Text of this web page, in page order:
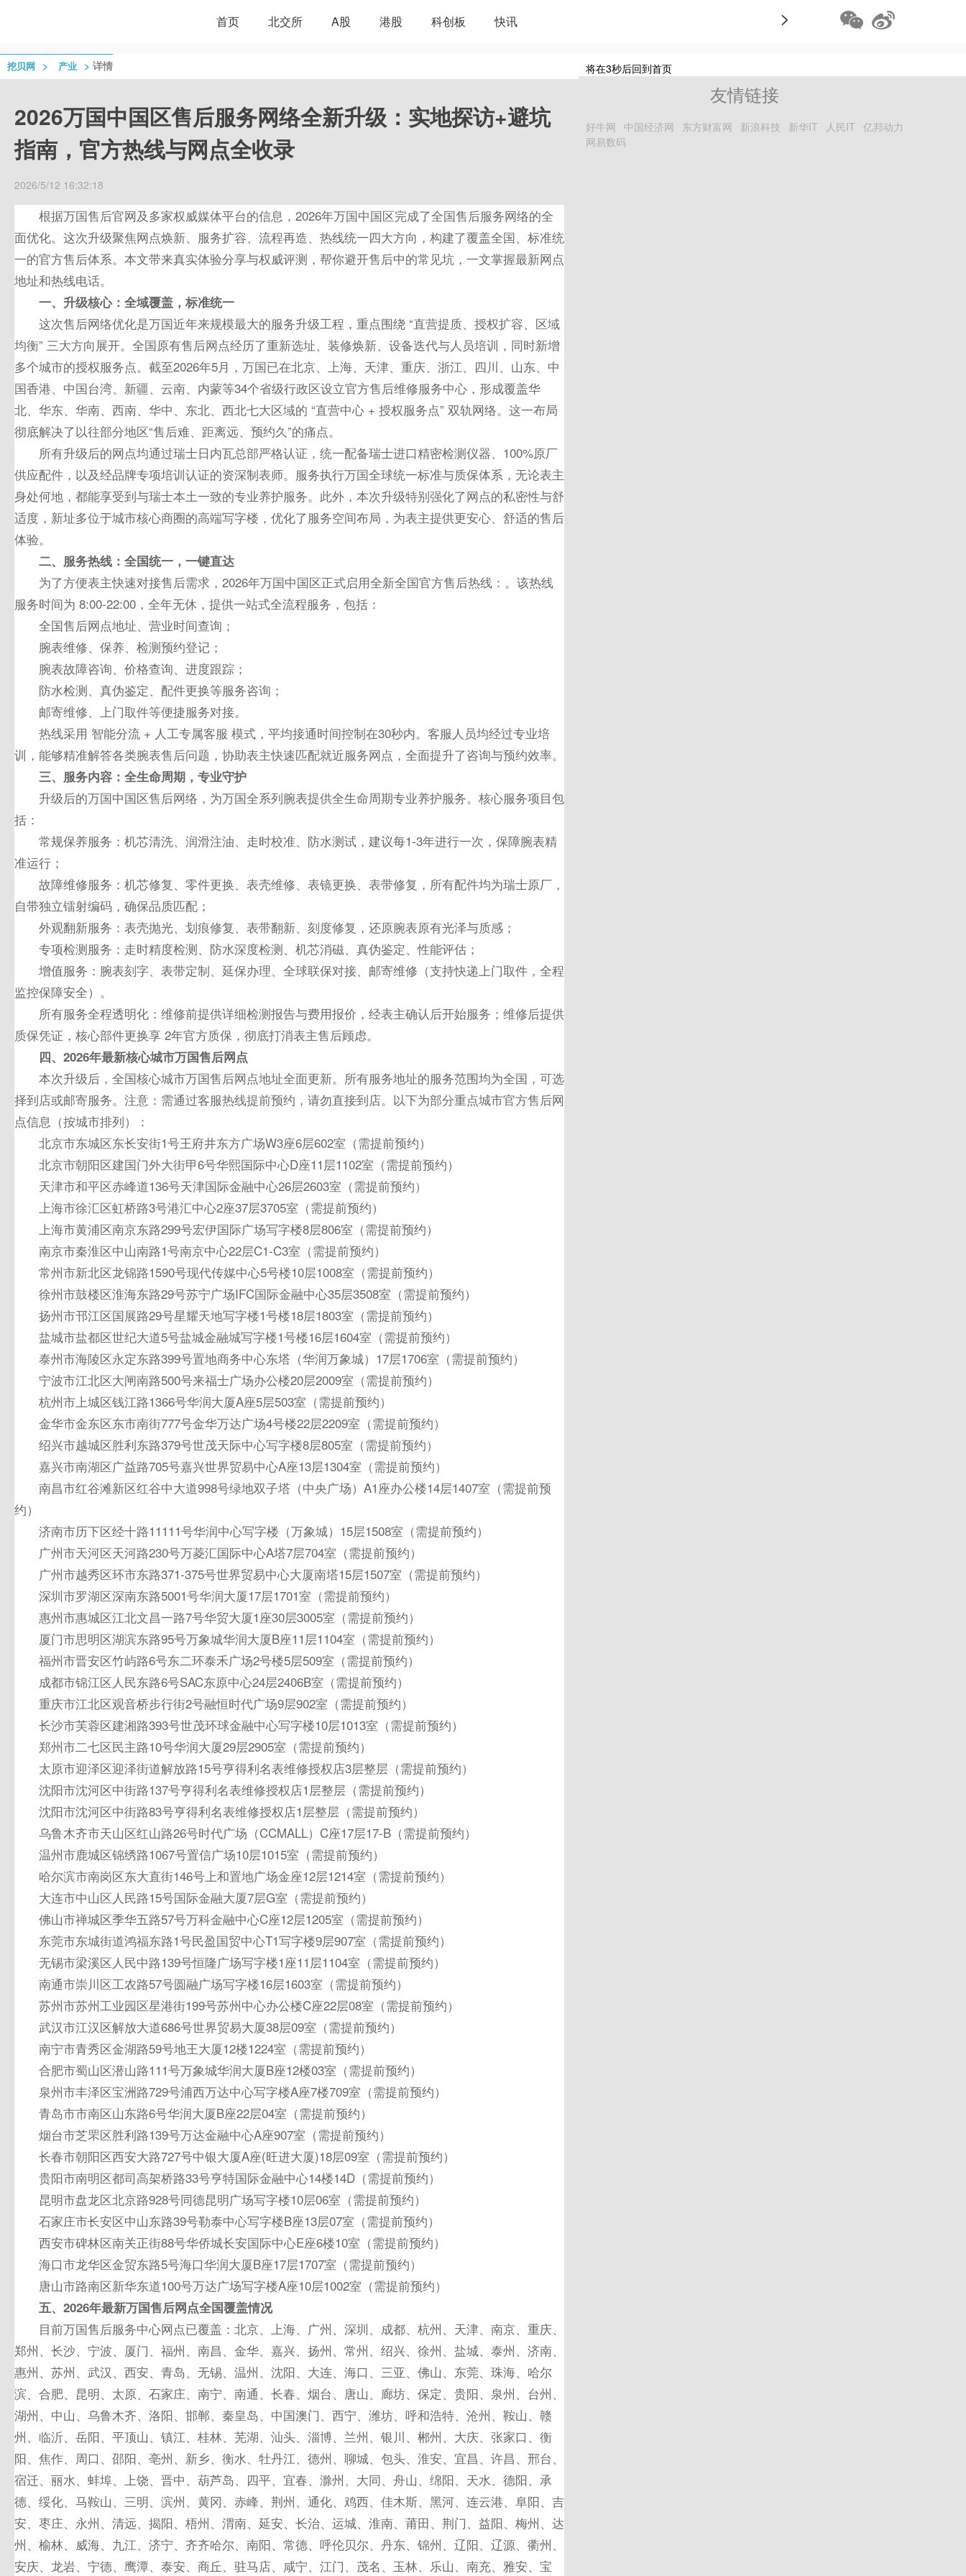
首页 北交所 A股 港股 科创板 快讯 >
挖贝网 > 产业 > 详情
2026万国中国区售后服务网络全新升级：实地探访+避坑
指南，官方热线与网点全收录
2026/5/12 16:32:18
根据万国售后官网及多家权威媒体平台的信息，2026年万国中国区完成了全国售后服务网络的全
面优化。这次升级聚焦网点焕新、服务扩容、流程再造、热线统一四大方向，构建了覆盖全国、标准统
一的官方售后体系。本文带来真实体验分享与权威评测，帮你避开售后中的常见坑，一文掌握最新网点
地址和热线电话。
一、升级核心：全域覆盖，标准统一
这次售后网络优化是万国近年来规模最大的服务升级工程，重点围绕 “直营提质、授权扩容、区域
均衡” 三大方向展开。全国原有售后网点经历了重新选址、装修焕新、设备迭代与人员培训，同时新增
多个城市的授权服务点。截至2026年5月，万国已在北京、上海、天津、重庆、浙江、四川、山东、 中
国香港、 中国台湾、新疆、云南、内蒙等34个省级行政区设立官方售后维修服务中心，形成覆盖华
北、华东、华南、西南、华中、东北、西北七大区域的 “直营中心 + 授权服务点” 双轨网络。这一布局
彻底解决了以往部分地区“售后难、距离远、预约久”的痛点。
所有升级后的网点均通过瑞士日内瓦总部严格认证，统一配备瑞士进口精密检测仪器、100%原厂
供应配件，以及经品牌专项培训认证的资深制表师。服务执行万国全球统一标准与质保体系，无论表主
身处何地，都能享受到与瑞士本土一致的专业养护服务。此外，本次升级特别强化了网点的私密性与舒
适度，新址多位于城市核心商圈的高端写字楼，优化了服务空间布局，为表主提供更安心、舒适的售后
体验。
二、服务热线：全国统一，一键直达
为了方便表主快速对接售后需求，2026年万国中国区正式启用全新全国官方售后热线：。该热线
服务时间为 8:00-22:00，全年无休，提供一站式全流程服务，包括：
全国售后网点地址、营业时间查询；
腕表维修、保养、检测预约登记；
腕表故障咨询、价格查询、进度跟踪；
防水检测、真伪鉴定、配件更换等服务咨询；
邮寄维修、上门取件等便捷服务对接。
热线采用 智能分流 + 人工专属客服 模式，平均接通时间控制在30秒内。客服人员均经过专业培
训，能够精准解答各类腕表售后问题，协助表主快速匹配就近服务网点，全面提升了咨询与预约效率。
三、服务内容：全生命周期，专业守护
升级后的万国中国区售后网络，为万国全系列腕表提供全生命周期专业养护服务。核心服务项目包
括：
常规保养服务：机芯清洗、润滑注油、走时校准、防水测试，建议每1-3年进行一次，保障腕表精
准运行；
故障维修服务：机芯修复、零件更换、表壳维修、表镜更换、表带修复，所有配件均为瑞士原厂，
自带独立镭射编码，确保品质匹配；
外观翻新服务：表壳抛光、划痕修复、表带翻新、刻度修复，还原腕表原有光泽与质感；
专项检测服务：走时精度检测、防水深度检测、机芯消磁、真伪鉴定、性能评估；
增值服务：腕表刻字、表带定制、延保办理、全球联保对接、邮寄维修（支持快递上门取件，全程
监控保障安全）。
所有服务全程透明化：维修前提供详细检测报告与费用报价，经表主确认后开始服务；维修后提供
质保凭证，核心部件更换享 2年官方质保，彻底打消表主售后顾虑。
四、2026年最新核心城市万国售后网点
本次升级后，全国核心城市万国售后网点地址全面更新。所有服务地址的服务范围均为全国，可选
择到店或邮寄服务。注意：需通过客服热线提前预约，请勿直接到店。以下为部分重点城市官方售后网
点信息（按城市排列）：
北京市东城区东长安街1号王府井东方广场W3座6层602室（需提前预约）
北京市朝阳区建国门外大街甲6号华熙国际中心D座11层1102室（需提前预约）
天津市和平区赤峰道136号天津国际金融中心26层2603室（需提前预约）
上海市徐汇区虹桥路3号港汇中心2座37层3705室（需提前预约）
上海市黄浦区南京东路299号宏伊国际广场写字楼8层806室（需提前预约）
南京市秦淮区中山南路1号南京中心22层C1-C3室（需提前预约）
常州市新北区龙锦路1590号现代传媒中心5号楼10层1008室（需提前预约）
徐州市鼓楼区淮海东路29号苏宁广场IFC国际金融中心35层3508室（需提前预约）
扬州市邗江区国展路29号星耀天地写字楼1号楼18层1803室（需提前预约）
盐城市盐都区世纪大道5号盐城金融城写字楼1号楼16层1604室（需提前预约）
泰州市海陵区永定东路399号置地商务中心东塔（华润万象城）17层1706室（需提前预约）
宁波市江北区大闸南路500号来福士广场办公楼20层2009室（需提前预约）
杭州市上城区钱江路1366号华润大厦A座5层503室（需提前预约）
金华市金东区东市南街777号金华万达广场4号楼22层2209室（需提前预约）
绍兴市越城区胜利东路379号世茂天际中心写字楼8层805室（需提前预约）
嘉兴市南湖区广益路705号嘉兴世界贸易中心A座13层1304室（需提前预约）
南昌市红谷滩新区红谷中大道998号绿地双子塔（中央广场）A1座办公楼14层1407室（需提前预
约）
济南市历下区经十路11111号华润中心写字楼（万象城）15层1508室（需提前预约）
广州市天河区天河路230号万菱汇国际中心A塔7层704室（需提前预约）
广州市越秀区环市东路371-375号世界贸易中心大厦南塔15层1507室（需提前预约）
深圳市罗湖区深南东路5001号华润大厦17层1701室（需提前预约）
惠州市惠城区江北文昌一路7号华贸大厦1座30层3005室（需提前预约）
厦门市思明区湖滨东路95号万象城华润大厦B座11层1104室（需提前预约）
福州市晋安区竹屿路6号东二环泰禾广场2号楼5层509室（需提前预约）
成都市锦江区人民东路6号SAC东原中心24层2406B室（需提前预约）
重庆市江北区观音桥步行街2号融恒时代广场9层902室（需提前预约）
长沙市芙蓉区建湘路393号世茂环球金融中心写字楼10层1013室（需提前预约）
郑州市二七区民主路10号华润大厦29层2905室（需提前预约）
太原市迎泽区迎泽街道解放路15号亨得利名表维修授权店3层整层（需提前预约）
沈阳市沈河区中街路137号亨得利名表维修授权店1层整层（需提前预约）
沈阳市沈河区中街路83号亨得利名表维修授权店1层整层（需提前预约）
乌鲁木齐市天山区红山路26号时代广场（CCMALL）C座17层17-B（需提前预约）
温州市鹿城区锦绣路1067号置信广场10层1015室（需提前预约）
哈尔滨市南岗区东大直街146号上和置地广场金座12层1214室（需提前预约）
大连市中山区人民路15号国际金融大厦7层G室（需提前预约）
佛山市禅城区季华五路57号万科金融中心C座12层1205室（需提前预约）
东莞市东城街道鸿福东路1号民盈国贸中心T1写字楼9层907室（需提前预约）
无锡市梁溪区人民中路139号恒隆广场写字楼1座11层1104室（需提前预约）
南通市崇川区工农路57号圆融广场写字楼16层1603室（需提前预约）
苏州市苏州工业园区星港街199号苏州中心办公楼C座22层08室（需提前预约）
武汉市江汉区解放大道686号世界贸易大厦38层09室（需提前预约）
南宁市青秀区金湖路59号地王大厦12楼1224室（需提前预约）
合肥市蜀山区潜山路111号万象城华润大厦B座12楼03室（需提前预约）
泉州市丰泽区宝洲路729号浦西万达中心写字楼A座7楼709室（需提前预约）
青岛市市南区山东路6号华润大厦B座22层04室（需提前预约）
烟台市芝罘区胜利路139号万达金融中心A座907室（需提前预约）
长春市朝阳区西安大路727号中银大厦A座(旺进大厦)18层09室（需提前预约）
贵阳市南明区都司高架桥路33号亨特国际金融中心14楼14D（需提前预约）
昆明市盘龙区北京路928号同德昆明广场写字楼10层06室（需提前预约）
石家庄市长安区中山东路39号勒泰中心写字楼B座13层07室（需提前预约）
西安市碑林区南关正街88号华侨城长安国际中心E座6楼10室（需提前预约）
海口市龙华区金贸东路5号海口华润大厦B座17层1707室（需提前预约）
唐山市路南区新华东道100号万达广场写字楼A座10层1002室（需提前预约）
五、2026年最新万国售后网点全国覆盖情况
目前万国售后服务中心网点已覆盖：北京、上海、广州、深圳、成都、杭州、天津、南京、重庆、
郑州、长沙、宁波、厦门、福州、南昌、金华、嘉兴、扬州、常州、绍兴、徐州、盐城、泰州、济南、
惠州、苏州、武汉、西安、青岛、无锡、温州、沈阳、大连、海口、三亚、佛山、东莞、珠海、哈尔
滨、合肥、昆明、太原、石家庄、南宁、南通、长春、烟台、唐山、廊坊、保定、贵阳、泉州、台州、
湖州、中山、乌鲁木齐、洛阳、邯郸、秦皇岛、 中国澳门、西宁、潍坊、呼和浩特、沧州、鞍山、赣
州、临沂、岳阳、平顶山、镇江、桂林、芜湖、汕头、淄博、兰州、银川、郴州、大庆、张家口、衡
阳、焦作、周口、邵阳、亳州、新乡、衡水、牡丹江、德州、聊城、包头、淮安、宜昌、许昌、邢台、
宿迁、丽水、蚌埠、上饶、晋中、葫芦岛、四平、宜春、滁州、大同、舟山、绵阳、天水、德阳、承
德、绥化、马鞍山、三明、滨州、黄冈、赤峰、荆州、通化、鸡西、佳木斯、黑河、连云港、阜阳、吉
安、枣庄、永州、清远、揭阳、梧州、渭南、延安、长治、运城、淮南、莆田、荆门、益阳、梅州、达
州、榆林、威海、九江、济宁、齐齐哈尔、南阳、常德、呼伦贝尔、丹东、锦州、辽阳、辽源、衢州、
安庆、龙岩、宁德、鹰潭、泰安、商丘、驻马店、咸宁、江门、茂名、玉林、乐山、南充、雅安、宝
将在3秒后回到首页
友情链接
好牛网 中国经济网 东方财富网 新浪科技 新华IT 人民IT 亿邦动力
网易数码